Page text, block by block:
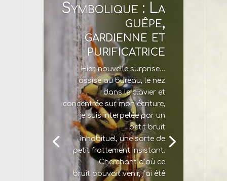
Symbolique : La
guêpe,
gardienne et
purificatrice
Hier, nouvelle surprise…
assise au bureau, le nez
dans le clavier et
concentrée sur mon écriture,
je suis interpelée par un
petit bruit
inhabituel, une sorte de
petit frottement insistant.
Cherchant d’où ce
bruit pouvait venir, j’ai été